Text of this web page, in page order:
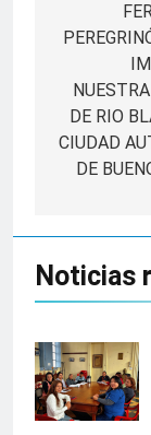
DE RIO
CIUDAD
DE
Noticias